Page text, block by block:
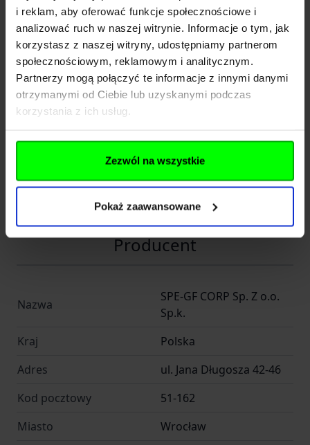
i reklam, aby oferować funkcje społecznościowe i
analizować ruch w naszej witrynie. Informacje o tym, jak
korzystasz z naszej witryny, udostępniamy partnerom
społecznościowym, reklamowym i analitycznym.
Partnerzy mogą połączyć te informacje z innymi danymi
otrzymanymi od Ciebie lub uzyskanymi podczas
korzystania z ich usług.
Zezwól na wszystkie
Pokaż zaawansowane
wbudowany balanser ).
Rozwiń opis
Dane techniczne
Kod SKU
GF.SPE-06-024613
EAN
SPECNA ARMS
Producent
Nazwa
SPE-GF CORP Sp. Z o.o.
Sp.k.
Kraj
Polska
Adres
ul. Jana Długosza 42-46
Kod pocztowy
51-162
Miasto
Wrocław